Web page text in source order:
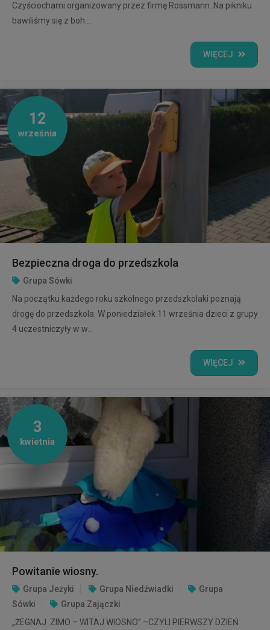
Czyściochami organizowany przez firmę Rossmann. Na pikniku
bawiliśmy się z boh...
WIĘCEJ
12
września
Bezpieczna droga do przedszkola
Grupa Sówki
Na początku każdego roku szkolnego przedszkolaki poznają
drogę do przedszkola. W poniedziałek 11 września dzieci z grupy
4 uczestniczyły w w...
WIĘCEJ
3
kwietnia
Powitanie wiosny.
Grupa Jeżyki Grupa Niedźwiadki
Grupa
Sówki
Grupa Zajączki
„ŻEGNAJ ZIMO – WITAJ WIOSNO” –CZYLI PIERWSZY DZIEŃ